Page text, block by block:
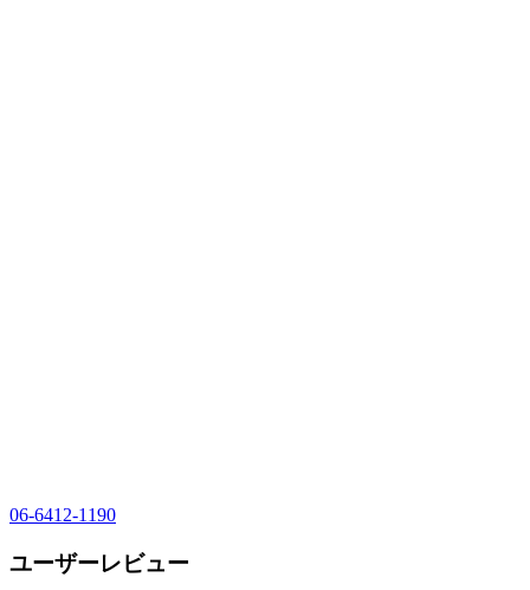
06-6412-1190
ユーザーレビュー